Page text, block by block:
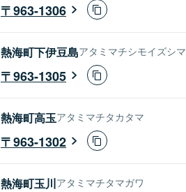
963-1306
熱海町下伊豆島アタミマチシモイズシマ
963-1305
熱海町高玉アタミマチタカタマ
963-1302
熱海町玉川アタミマチタマガワ